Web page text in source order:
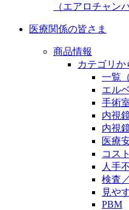
（エアロチャン
医療関係の皆さま
商品情報
カテゴリか
一覧
エル
手術
内視
内視
医療
コス
人手
検査
見や
PBM